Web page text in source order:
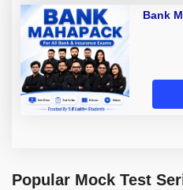
Bank
Popular Mock Test